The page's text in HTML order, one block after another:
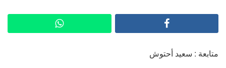
متابعة : سعيد أحتوش